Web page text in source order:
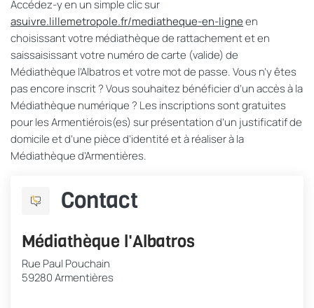
Accédez-y en un simple clic sur
asuivre.lillemetropole.fr/mediatheque-en-ligneen
choisissant votre médiathèque de rattachement et en
saissaisissant votre numéro de carte (valide) de
Médiathèque l’Albatros et votre mot de passe. Vous n’y êtes
pas encore inscrit ? Vous souhaitez bénéficier d’un accès à la
Médiathèque numérique ? Les inscriptions sont gratuites
pour les Armentiérois(es) sur présentation d’un justificatif de
domicile et d’une pièce d’identité et à réaliser à la
Médiathèque d’Armentières.
Contact
Médiathèque l'Albatros
Rue Paul Pouchain
59280 Armentières